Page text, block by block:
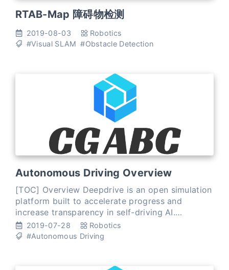
RTAB-Map 障碍物检测
2019-08-03
Robotics
#Visual SLAM #Obstacle Detection
Autonomous Driving Overview
[TOC] Overview Deepdrive is an open simulation
platform built to accelerate progress and
increase transparency in self-driving AI.
BerkeleyDeepDrive: We seek to merge deep
learning with automotiv
2019-07-28
Robotics
#Autonomous Driving